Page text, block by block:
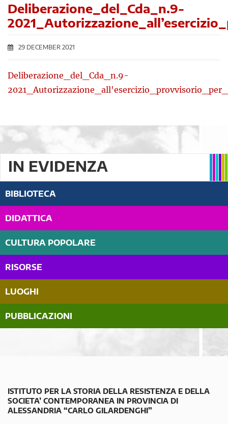
Deliberazione_del_Cda_n.9-
29 DECEMBER 2021
Deliberazione_del_Cda_n.9-
IN EVIDENZA
BIBLIOTECA
DIDATTICA
CULTURA POPOLARE
RISORSE
LUOGHI
PUBBLICAZIONI
ISTITUTO PER LA STORIA DELLA RESISTENZA E DELLA
SOCIETA’ CONTEMPORANEA IN PROVINCIA DI
ALESSANDRIA “CARLO GILARDENGHI”